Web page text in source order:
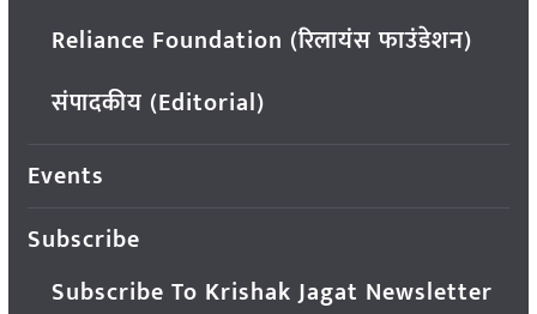
Reliance Foundation (रिलायंस फाउंडेशन)
संपादकीय (Editorial)
Events
Subscribe
Subscribe To Krishak Jagat Newsletter